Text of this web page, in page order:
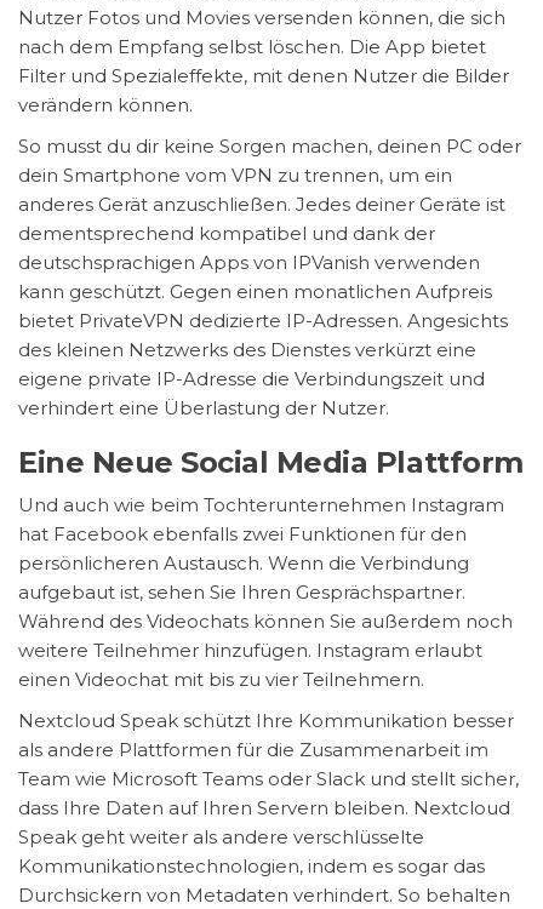
Nutzer Fotos und Movies versenden können, die sich
nach dem Empfang selbst löschen. Die App bietet
Filter und Spezialeffekte, mit denen Nutzer die Bilder
verändern können.
So musst du dir keine Sorgen machen, deinen PC oder
dein Smartphone vom VPN zu trennen, um ein
anderes Gerät anzuschließen. Jedes deiner Geräte ist
dementsprechend kompatibel und dank der
deutschsprachigen Apps von IPVanish verwenden
kann geschützt. Gegen einen monatlichen Aufpreis
bietet PrivateVPN dedizierte IP-Adressen. Angesichts
des kleinen Netzwerks des Dienstes verkürzt eine
eigene private IP-Adresse die Verbindungszeit und
verhindert eine Überlastung der Nutzer.
Eine Neue Social Media Plattform
Und auch wie beim Tochterunternehmen Instagram
hat Facebook ebenfalls zwei Funktionen für den
persönlicheren Austausch. Wenn die Verbindung
aufgebaut ist, sehen Sie Ihren Gesprächspartner.
Während des Videochats können Sie außerdem noch
weitere Teilnehmer hinzufügen. Instagram erlaubt
einen Videochat mit bis zu vier Teilnehmern.
Nextcloud Speak schützt Ihre Kommunikation besser
als andere Plattformen für die Zusammenarbeit im
Team wie Microsoft Teams oder Slack und stellt sicher,
dass Ihre Daten auf Ihren Servern bleiben. Nextcloud
Speak geht weiter als andere verschlüsselte
Kommunikationstechnologien, indem es sogar das
Durchsickern von Metadaten verhindert. So behalten